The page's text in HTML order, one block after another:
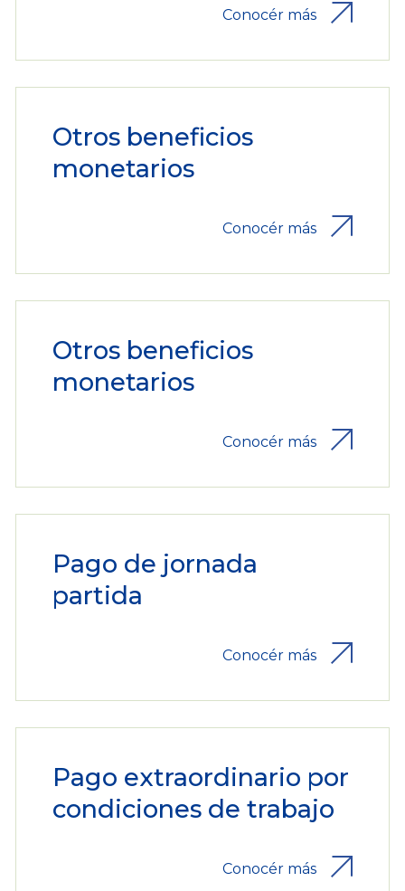
Conocér más
Otros beneficios
monetarios
Conocér más
Otros beneficios
monetarios
Conocér más
Pago de jornada
partida
Conocér más
Pago extraordinario por
condiciones de trabajo
Conocér más